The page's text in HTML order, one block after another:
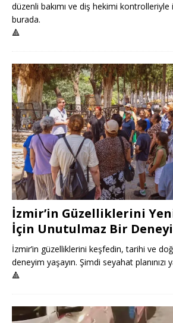
düzenli bakımı ve diş hekimi
burada.
🔺
İzmir’in Güzelliklerini
İçin Unutulmaz Bir
İzmir’in güzelliklerini keşfedin, tarihi ve
deneyim yaşayın. Şimdi seyahat planınızı
🔺